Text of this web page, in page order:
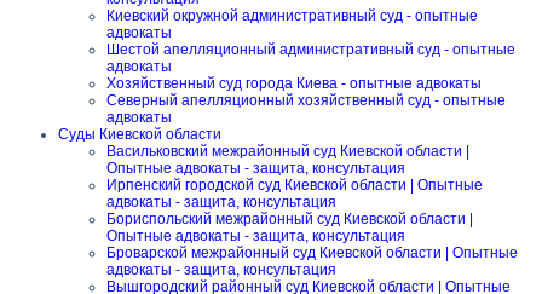
Киевский окружной административный суд - опытные
адвокаты
Шестой апелляционный административный суд - опытные
адвокаты
Хозяйственный суд города Киева - опытные адвокаты
Северный апелляционный хозяйственный суд - опытные
адвокаты
Суды Киевской области
Васильковский межрайонный суд Киевской области |
Опытные адвокаты - защита, консультация
Ирпенский городской суд Киевской области | Опытные
адвокаты - защита, консультация
Бориспольский межрайонный суд Киевской области |
Опытные адвокаты - защита, консультация
Броварской межрайонный суд Киевской области | Опытные
адвокаты - защита, консультация
Вышгородский районный суд Киевской области | Опытные